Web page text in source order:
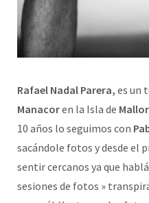
Rafael Nadal Parera, es un
Manacoren la Isla de
10 años lo seguimos con
sacándole fotos y desde el
sentir cercanos ya que
sesiones de fotos »